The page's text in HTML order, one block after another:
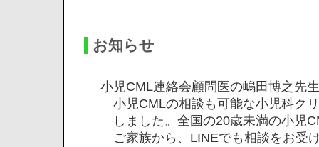
お知らせ
小児CML連絡会顧問医の嶋田博之先生
小児CMLの相談も可能な小児科クリ
しました。全国の20歳未満の小児
ご家族から、LINEでも相談をお受け